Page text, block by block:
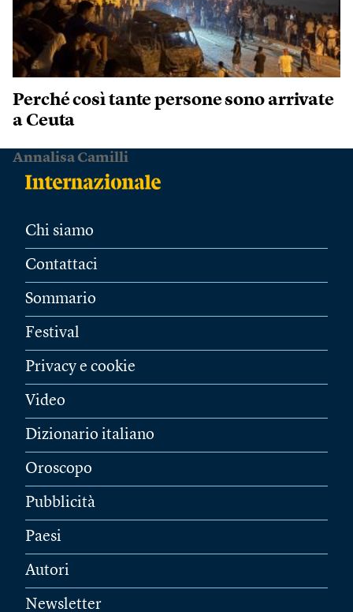
Perché così tante persone sono arrivate
a Ceuta
Annalisa Camilli
Chi siamo
Contattaci
Sommario
Festival
Privacy e cookie
Video
Dizionario italiano
Oroscopo
Pubblicità
Paesi
Autori
Newsletter